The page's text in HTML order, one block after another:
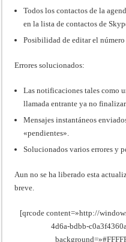
Todos los contactos de la
en la lista de contactos de
Posibilidad de editar el
Errores solucionados:
Las notificaciones tales como
llamada entrante ya no
Mensajes instantáneos
«pendientes».
Solucionados varios errores y
Aun no se ha liberado esta
breve.
[qrcode content=»http://
4d6a-bdbb-